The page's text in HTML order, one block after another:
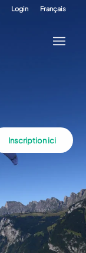
Login Français
Inscription ici